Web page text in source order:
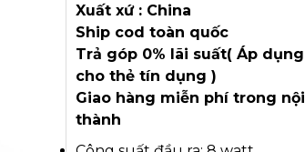
Xuất xứ : China
Ship cod toàn quốc
Trả góp 0% lãi suất( Áp dụng
cho thẻ tín dụng )
Giao hàng miễn phí trong nội
thành